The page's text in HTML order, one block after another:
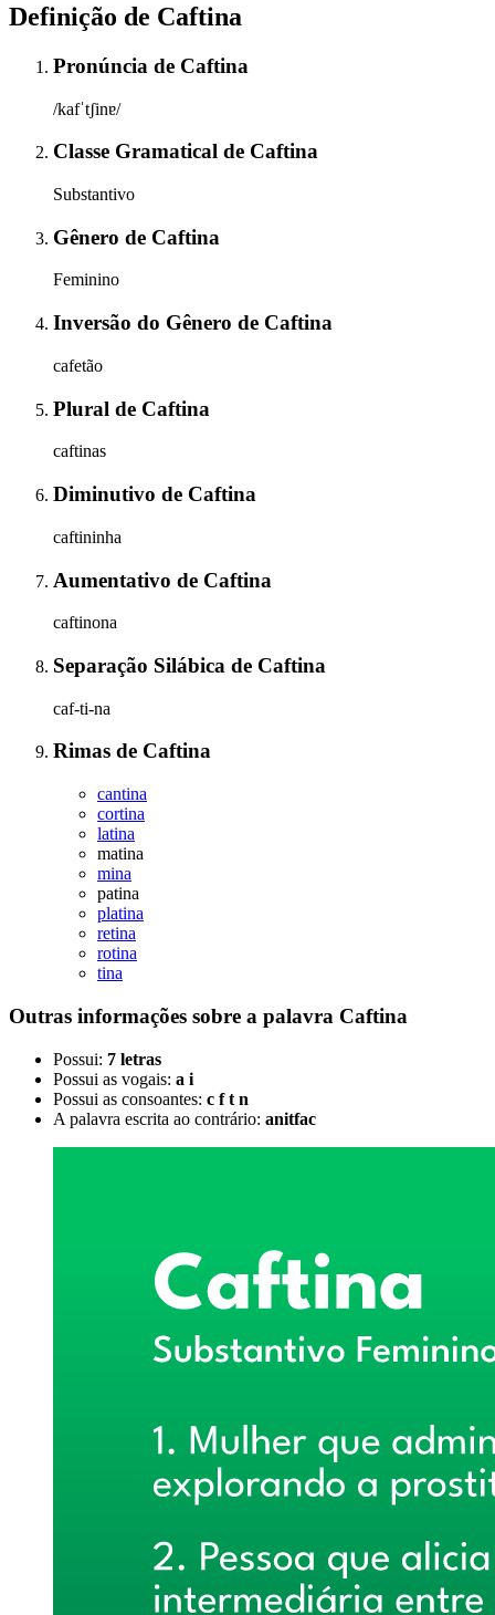
Definição de Caftina
Pronúncia de Caftina
/kafˈtʃinɐ/
Classe Gramatical de Caftina
Substantivo
Gênero de Caftina
Feminino
Inversão do Gênero de Caftina
cafetão
Plural de Caftina
caftinas
Diminutivo de Caftina
caftininha
Aumentativo de Caftina
caftinona
Separação Silábica de Caftina
caf-ti-na
Rimas de Caftina
cantina
cortina
latina
matina
mina
patina
platina
retina
rotina
tina
Outras informações sobre a palavra Caftina
Possui: 7 letras
Possui as vogais: a i
Possui as consoantes: c f t n
A palavra escrita ao contrário: anitfac